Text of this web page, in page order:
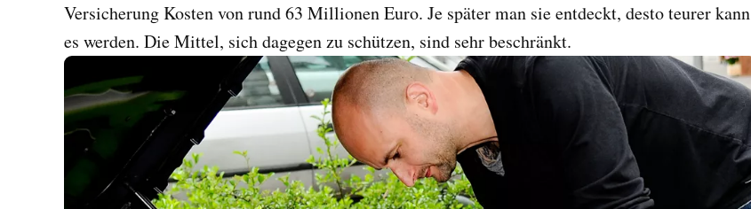
Versicherung Kosten von rund 63 Millionen Euro. Je später man sie entdeckt, desto teurer kann
es werden. Die Mittel, sich dagegen zu schützen, sind sehr beschränkt.